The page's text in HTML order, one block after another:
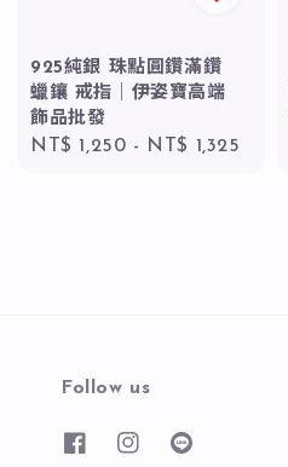
925純銀 珠點圓鑽滿鑽
蠟鑲 戒指｜伊姿寶高端
飾品批發
Regular
NT$ 1,250 - NT$ 1,325
Follow us